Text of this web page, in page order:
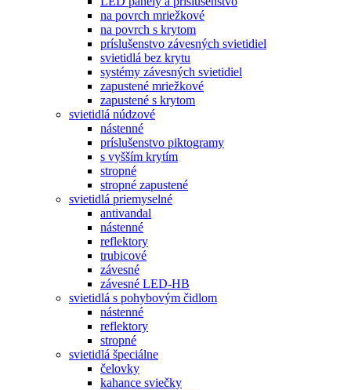
na povrch mriežkové
na povrch s krytom
príslušenstvo závesných svietidiel
svietidlá bez krytu
systémy závesných svietidiel
zapustené mriežkové
zapustené s krytom
svietidlá núdzové
nástenné
príslušenstvo piktogramy
s vyšším krytím
stropné
stropné zapustené
svietidlá priemyselné
antivandal
nástenné
reflektory
trubicové
závesné
závesné LED-HB
svietidlá s pohybovým čidlom
nástenné
reflektory
stropné
svietidlá špeciálne
čelovky
kahance sviečky